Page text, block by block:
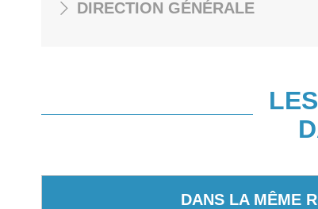
DIRECTION GÉNÉRALE
DANS LA MÊME